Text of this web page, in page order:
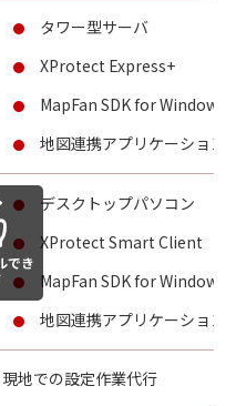
タワー型サーバ
XProtect Express+
MapFan SDK for Windows
地図連携アプリケーション
デスクトップパソコン
XProtect Smart Client
MapFan SDK for Windows
地図連携アプリケーション
現地での設定作業代行
でき